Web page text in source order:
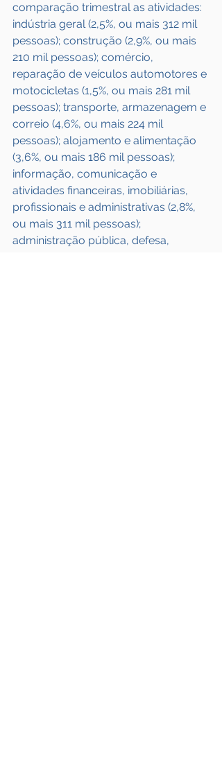
comparação trimestral as atividades:
indústria geral (2,5%, ou mais 312 mil
pessoas); construção (2,9%, ou mais
210 mil pessoas); comércio,
reparação de veículos automotores e
motocicletas (1,5%, ou mais 281 mil
pessoas); transporte, armazenagem e
correio (4,6%, ou mais 224 mil
pessoas); alojamento e alimentação
(3,6%, ou mais 186 mil pessoas);
informação, comunicação e
atividades financeiras, imobiliárias,
profissionais e administrativas (2,8%,
ou mais 311 mil pessoas);
administração pública, defesa,